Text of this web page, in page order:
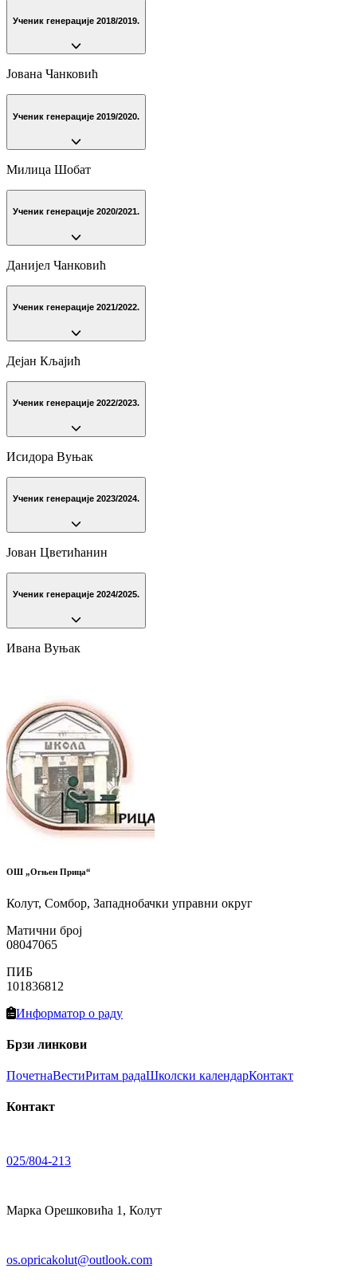
Ученик генерације 2018/2019.
Јована Чанковић
Ученик генерације 2019/2020.
Милица Шобат
Ученик генерације 2020/2021.
Данијел Чанковић
Ученик генерације 2021/2022.
Дејан Кљајић
Ученик генерације 2022/2023.
Исидора Вуњак
Ученик генерације 2023/2024.
Јован Цветићанин
Ученик генерације 2024/2025.
Ивана Вуњак
ОШ „Огњен Прица“
Колут, Сомбор, Западнобачки управни округ
Матични број
08047065
ПИБ
101836812
Информатор о раду
Брзи линкови
ПочетнаВестиРитам радаШколски календарКонтакт
Контакт
025/804-213
Марка Орешковића 1, Колут
os.opricakolut@outlook.com